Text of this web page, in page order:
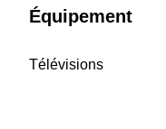
Équipement
Télévisions